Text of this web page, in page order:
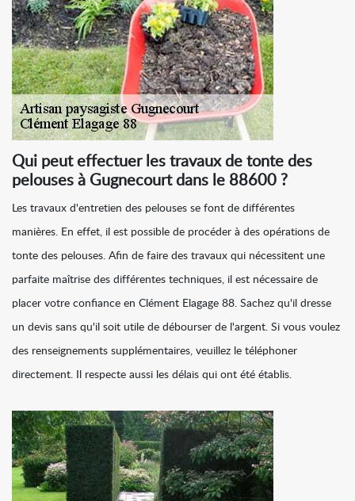
Qui peut effectuer les travaux de tonte des
pelouses à Gugnecourt dans le 88600 ?
Les travaux d'entretien des pelouses se font de différentes
manières. En effet, il est possible de procéder à des opérations de
tonte des pelouses. Afin de faire des travaux qui nécessitent une
parfaite maîtrise des différentes techniques, il est nécessaire de
placer votre confiance en Clément Elagage 88. Sachez qu'il dresse
un devis sans qu'il soit utile de débourser de l'argent. Si vous voulez
des renseignements supplémentaires, veuillez le téléphoner
directement. Il respecte aussi les délais qui ont été établis.